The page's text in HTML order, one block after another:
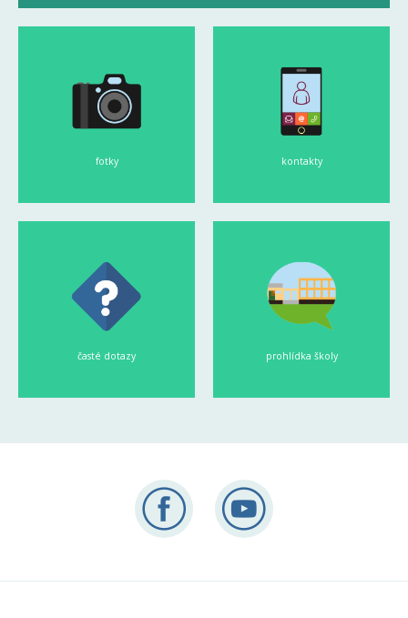
fotky kontakty
časté dotazy prohlídka školy